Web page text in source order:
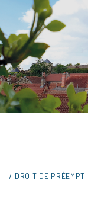
content
UNE VILLE DANS
DROIT DE